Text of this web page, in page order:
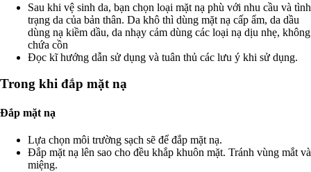
Sau khi vệ sinh da, bạn chọn loại mặt nạ phù với nhu cầu và tình
trạng da của bản thân. Da khô thì dùng mặt nạ cấp ẩm, da dầu
dùng nạ kiềm dầu, da nhạy cảm dùng các loại nạ dịu nhẹ, không
chứa cồn
Đọc kĩ hướng dẫn sử dụng và tuân thủ các lưu ý khi sử dụng.
Trong khi đắp mặt nạ
Đắp mặt nạ
Lựa chọn môi trường sạch sẽ để đắp mặt nạ.
Đắp mặt nạ lên sao cho đều khắp khuôn mặt. Tránh vùng mắt và
miệng.